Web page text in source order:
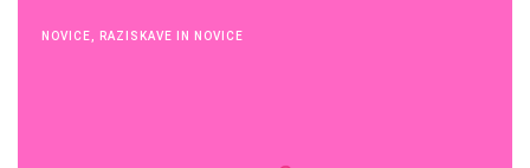
NOVICE RAZISKAVE IN NOVICE